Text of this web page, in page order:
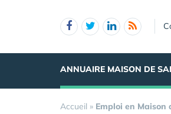
ANNUAIRE MAISON DE
Accueil » Emploi en Maison